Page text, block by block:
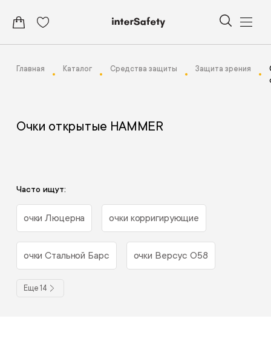
Главная Каталог Средства защиты Защита зрения
Очки открытые HAMMER
Часто ищут:
очки Люцерна очки корригирующие
очки Стальной Барс очки Версус О58
Еще 14